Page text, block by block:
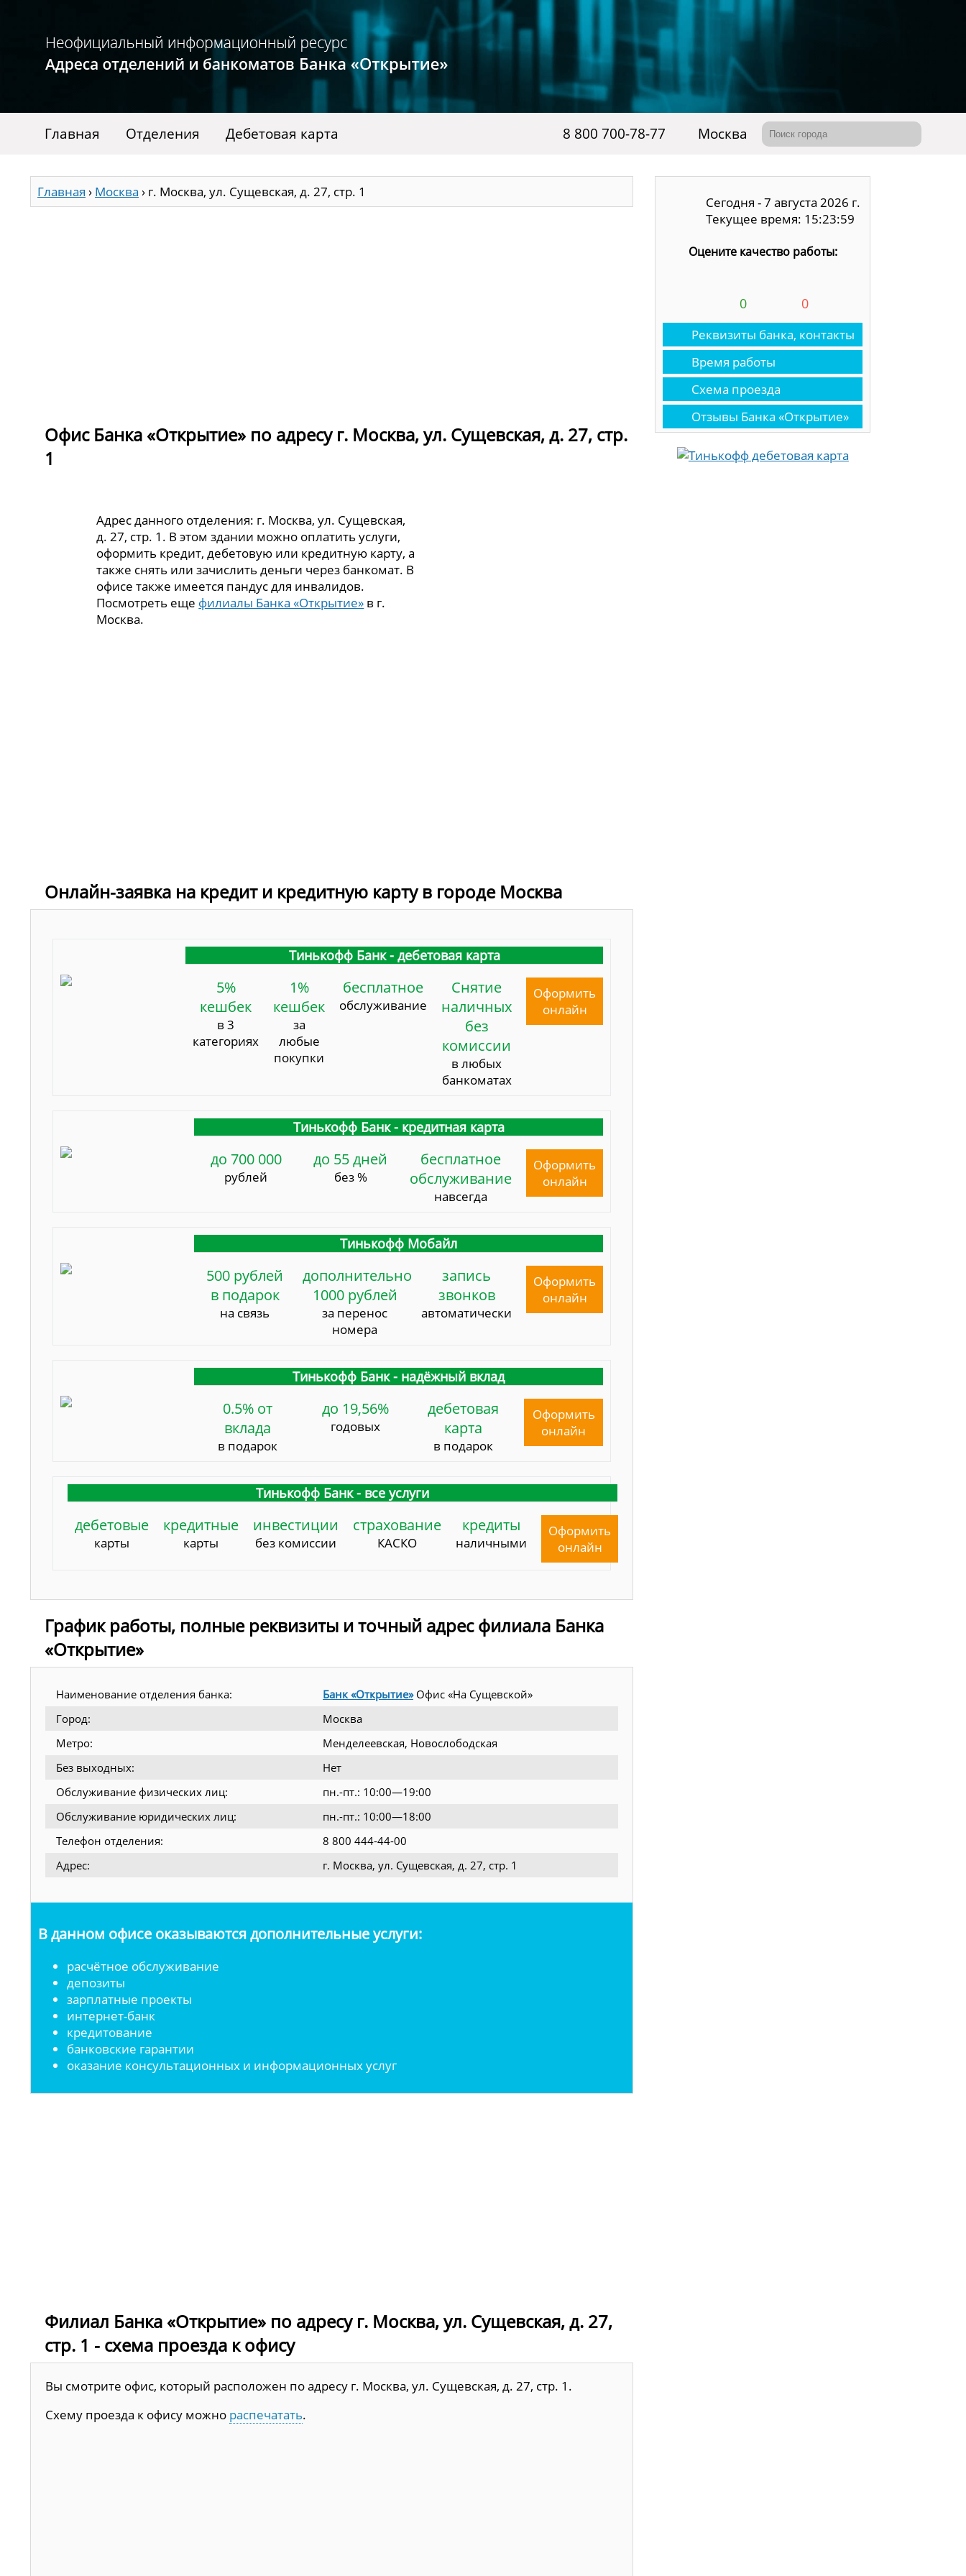
Главная Отделения Дебетовая карта 8 800 700-78-77 Москва
Главная › Москва › г. Москва, ул. Сущевская, д. 27, стр. 1
Офис Банка «Открытие» по адресу г. Москва, ул. Сущевская, д. 27, стр.
1
Адрес данного отделения: г. Москва, ул. Сущевская,
д. 27, стр. 1. В этом здании можно оплатить услуги,
оформить кредит, дебетовую или кредитную карту, а
также снять или зачислить деньги через банкомат. В
офисе также имеется пандус для инвалидов.
Посмотреть еще филиалы Банка «Открытие» в г.
Москва.
Онлайн-заявка на кредит и кредитную карту в городе Москва
Тинькофф Банк - дебетовая карта
5%
кешбек
в 3
категориях
1%
кешбек
за
любые
покупки
бесплатное
обслуживание
Снятие
наличных
без
комиссии
в любых
банкоматах
Оформить
онлайн
Тинькофф Банк - кредитная карта
до 700 000
рублей
до 55 дней
без %
бесплатное
обслуживание
навсегда
Оформить
онлайн
Тинькофф Мобайл
500 рублей
в подарок
на связь
дополнительно
1000 рублей
за перенос
номера
запись
звонков
автоматически
Оформить
онлайн
Тинькофф Банк - надёжный вклад
0.5% от
вклада
в подарок
до 19,56%
годовых
дебетовая
карта
в подарок
Оформить
онлайн
Тинькофф Банк - все услуги
дебетовые
карты
кредитные
карты
инвестиции
без комиссии
страхование
КАСКО
кредиты
наличными
Оформить
онлайн
График работы, полные реквизиты и точный адрес филиала Банка
«Открытие»
Наименование отделения банка: Банк «Открытие»Офис «На Сущевской»
Город:
Москва
Метро:
Менделеевская, Новослободская
Без выходных:
Нет
Обслуживание физических лиц:
пн.-пт.: 10:00—19:00
Обслуживание юридических лиц:
пн.-пт.: 10:00—18:00
Телефон отделения:
8 800 444-44-00
Адрес:
г. Москва, ул. Сущевская, д. 27, стр. 1
В данном офисе оказываются дополнительные услуги:
расчётное обслуживание
депозиты
зарплатные проекты
интернет-банк
кредитование
банковские гарантии
оказание консультационных и информационных услуг
Филиал Банка «Открытие» по адресу г. Москва, ул. Сущевская, д. 27,
стр. 1 - схема проезда к офису
Вы смотрите офис, который расположен по адресу г. Москва, ул. Сущевская, д. 27, стр. 1.
Схему проезда к офису можно распечатать.
Сегодня - 7 августа 2026 г.
Текущее время: 15:23:59
Оцените качество работы:
0 0
Реквизиты банка, контакты
Время работы
Схема проезда
Отзывы Банка «Открытие»